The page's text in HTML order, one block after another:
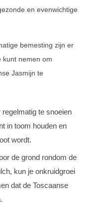
en evenwichtige
bemesting zijn er
kunt nemen om
Jasmijn te
te snoeien
in toom houden en
wordt.
de grond rondom de
kun je onkruidgroei
dat de Toscaanse